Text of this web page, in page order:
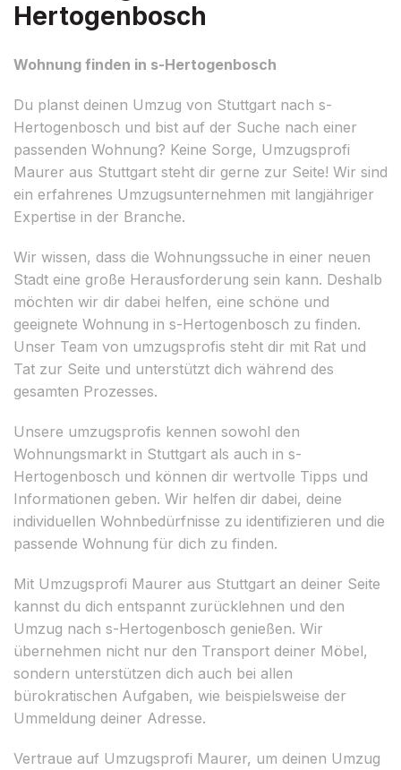
Hertogenbosch
Wohnung finden in s-Hertogenbosch
Du planst deinen Umzug von Stuttgart nach s-
Hertogenbosch und bist auf der Suche nach einer
passenden Wohnung? Keine Sorge, Umzugsprofi
Maurer aus Stuttgart steht dir gerne zur Seite! Wir sind
ein erfahrenes Umzugsunternehmen mit langjähriger
Expertise in der Branche.
Wir wissen, dass die Wohnungssuche in einer neuen
Stadt eine große Herausforderung sein kann. Deshalb
möchten wir dir dabei helfen, eine schöne und
geeignete Wohnung in s-Hertogenbosch zu finden.
Unser Team von umzugsprofis steht dir mit Rat und
Tat zur Seite und unterstützt dich während des
gesamten Prozesses.
Unsere umzugsprofis kennen sowohl den
Wohnungsmarkt in Stuttgart als auch in s-
Hertogenbosch und können dir wertvolle Tipps und
Informationen geben. Wir helfen dir dabei, deine
individuellen Wohnbedürfnisse zu identifizieren und die
passende Wohnung für dich zu finden.
Mit Umzugsprofi Maurer aus Stuttgart an deiner Seite
kannst du dich entspannt zurücklehnen und den
Umzug nach s-Hertogenbosch genießen. Wir
übernehmen nicht nur den Transport deiner Möbel,
sondern unterstützen dich auch bei allen
bürokratischen Aufgaben, wie beispielsweise der
Ummeldung deiner Adresse.
Vertraue auf Umzugsprofi Maurer, um deinen Umzug